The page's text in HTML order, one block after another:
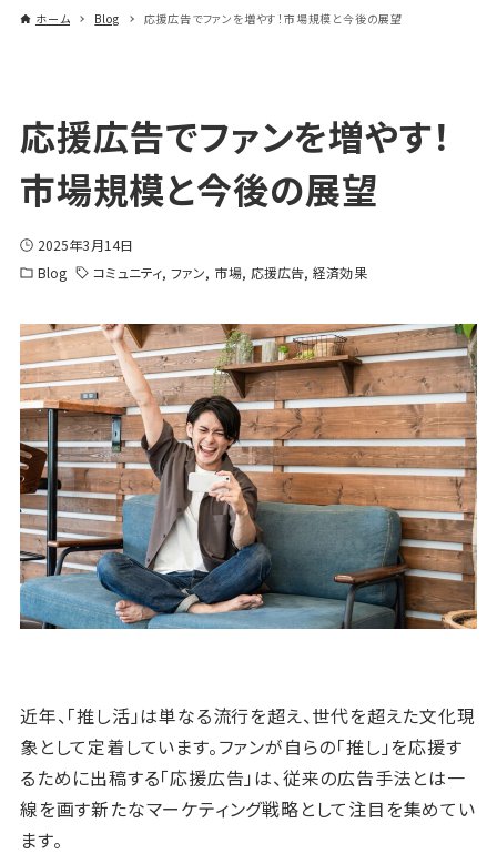
ホーム Blog 応援広告でファンを増やす！市場規模と今後の展望
応援広告でファンを増やす！
市場規模と今後の展望
2025年3月14日
Blog
コミュニティ ファン 市場 応援広告 経済効果
近年、「推し活」は単なる流行を超え、世代を超えた文化現
象として定着しています。ファンが自らの「推し」を応援す
るために出稿する「応援広告」は、従来の広告手法とは一
線を画す新たなマーケティング戦略として注目を集めてい
ます。